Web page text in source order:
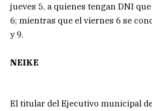
jueves 5, a quienes tengan DNI
6; mientras que el viernes 6 se
y 9.
NEIKE
El titular del Ejecutivo municipal